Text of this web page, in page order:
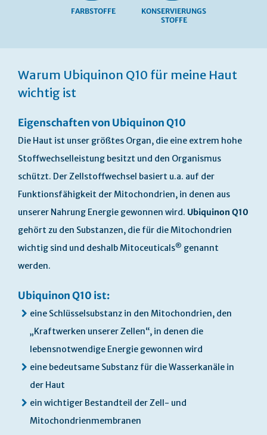
FARBSTOFFE
KONSERVIERUNGS
STOFFE
beginning
images
gallery
Warum Ubiquinon Q10 für meine Haut
wichtig ist
Eigenschaften von Ubiquinon Q10
Die Haut ist unser größtes Organ, die eine extrem hohe
Stoffwechselleistung besitzt und den Organismus
schützt. Der Zellstoffwechsel basiert u.a. auf der
Funktionsfähigkeit der Mitochondrien, in denen aus
unserer Nahrung Energie gewonnen wird. Ubiquinon Q10
gehört zu den Substanzen, die für die Mitochondrien
wichtig sind und deshalb Mitoceuticals® genannt
werden.
Ubiquinon Q10 ist:
eine Schlüsselsubstanz in den Mitochondrien, den
„Kraftwerken unserer Zellen“, in denen die
lebensnotwendige Energie gewonnen wird
eine bedeutsame Substanz für die Wasserkanäle in
der Haut
ein wichtiger Bestandteil der Zell- und
Mitochondrienmembranen